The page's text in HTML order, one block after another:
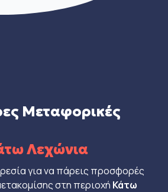
Μεταφορικές
Λεχώνια
για να πάρεις προσφορές
στη περιοχή Κάτω